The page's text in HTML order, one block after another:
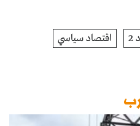
اقتصاد سياسي